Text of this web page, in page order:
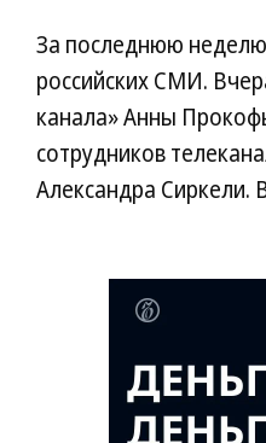
За последнюю неделю
российских СМИ.
канала» Анны
сотрудников
Александра Сиркели.